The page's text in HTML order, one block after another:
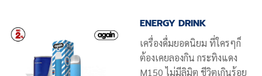
ENERGY DRINK
เครื่องดื่มยอดนิยม ที่ใครๆก็
ต้องเคยลองกิน กระทิงแดง
M150 ไม่มีลิมิต ชีวิตเกินร้อย